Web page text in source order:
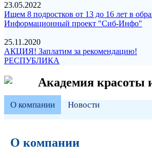
23.05.2022
Ищем 8 подростков от 13 до 16 лет в
Информационный проект "Сиб-Инфо"
25.11.2020
АКЦИЯ! Заплатим за рекомендацию!
РЕСПУБЛИКА
Академия красоты
О компании Новости
О компании